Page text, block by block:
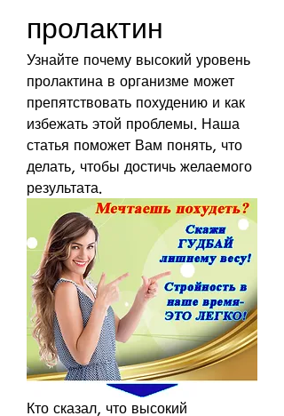
пролактин
Узнайте почему высокий уровень
пролактина в организме может
препятствовать похудению и как
избежать этой проблемы. Наша
статья поможет Вам понять, что
делать, чтобы достичь желаемого
результата.
Кто сказал, что высокий